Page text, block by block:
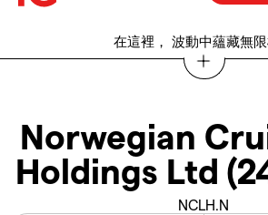
在這裡， 波動中蘊藏無
Norwegian
Holdings Ltd
NCLH.N